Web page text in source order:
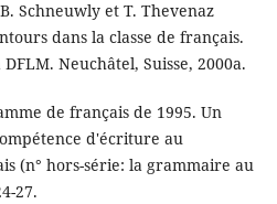
Schneuwly et T. Thevenaz
dans la classe de français.
Neuchâtel, Suisse, 2000a.
de français de 1995. Un
d'écriture au
(n° hors-série: la grammaire au
27.